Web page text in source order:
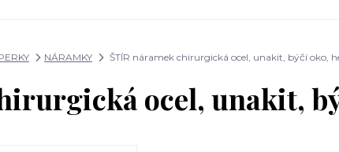
NÁRAMKY ŠTÍR náramek chirurgická ocel, unakit, býčí oko,
ocel, unakit,